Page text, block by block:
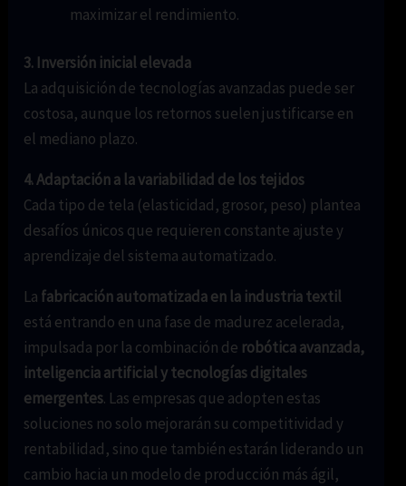
maximizar el rendimiento.
3. Inversión inicial elevada
La adquisición de tecnologías avanzadas puede ser
costosa, aunque los retornos suelen justificarse en
el mediano plazo.
4. Adaptación a la variabilidad de los tejidos
Cada tipo de tela (elasticidad, grosor, peso) plantea
desafíos únicos que requieren constante ajuste y
aprendizaje del sistema automatizado.
La fabricación automatizada en la industria textil
está entrando en una fase de madurez acelerada,
impulsada por la combinación de robótica avanzada,
inteligencia artificial y tecnologías digitales
emergentes. Las empresas que adopten estas
soluciones no solo mejorarán su competitividad y
rentabilidad, sino que también estarán liderando un
cambio hacia un modelo de producción más ágil,